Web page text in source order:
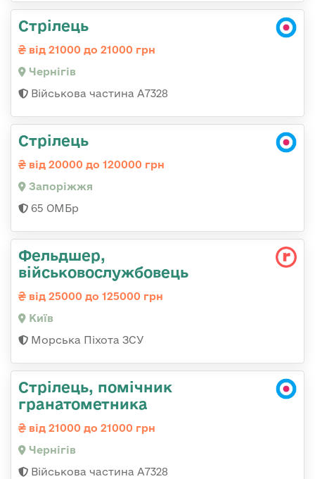
Стрілець
від 21000 до 21000 грн
Чернігів
Військова частина А7328
Стрілець
від 20000 до 120000 грн
Запоріжжя
65 ОМБр
Фельдшер,
військовослужбовець
від 25000 до 125000 грн
Київ
Морська Піхота ЗСУ
Стрілець, помічник
гранатометника
від 21000 до 21000 грн
Чернігів
Військова частина А7328